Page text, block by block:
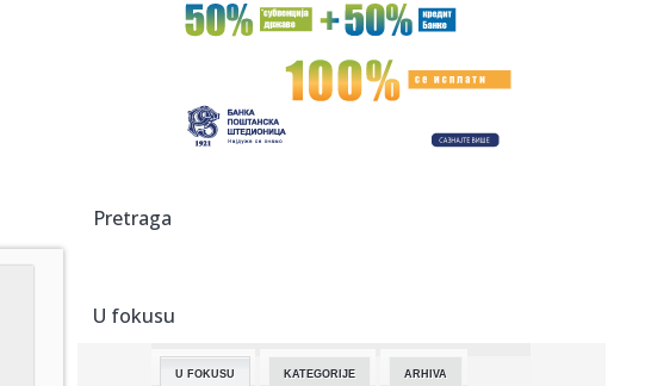
15:00:'Izrael odbio Trampov plan za Gazu u 15 tačaka':
Netanjahu
Rusija upozorava: Opasni snovi o uvlačenju tzv. Kosova u
14:53:Novi poraz Orlića na EP: Srbija bez pobede završila
trube nazdr...
14:50:
Pretraga
U fokusu
U FOKUSU KATEGORIJE ARHIVA